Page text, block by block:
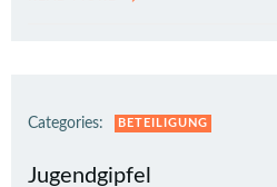
Categories: BETEILIGUNG
Jugendgipfel